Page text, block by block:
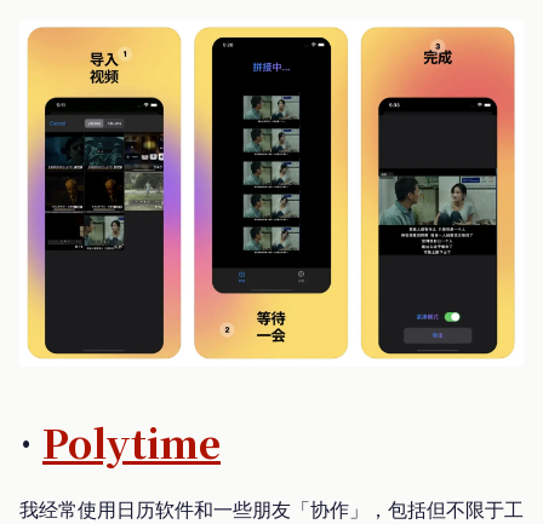
· Polytime
我经常使用日历软件和一些朋友「协作」，包括但不限于工